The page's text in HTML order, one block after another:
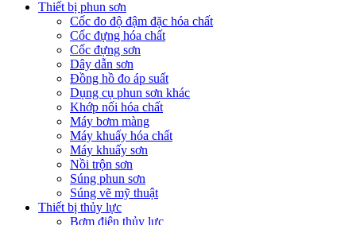
Thiết bị phun sơn
Cốc đo độ đậm đặc hóa chất
Cốc đựng hóa chất
Cốc đựng sơn
Dây dẫn sơn
Đồng hồ đo áp suất
Dụng cụ phun sơn khác
Khớp nối hóa chất
Máy bơm màng
Máy khuấy hóa chất
Máy khuấy sơn
Nồi trộn sơn
Súng phun sơn
Súng vẽ mỹ thuật
Thiết bị thủy lực
Bơm điện thủy lực